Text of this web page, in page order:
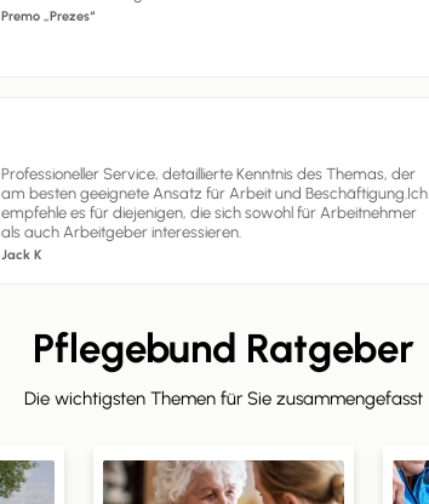
Premo „Prezes“
Professioneller Service, detaillierte Kenntnis des Themas, der
am besten geeignete Ansatz für Arbeit und Beschäftigung.Ich
empfehle es für diejenigen, die sich sowohl für Arbeitnehmer
als auch Arbeitgeber interessieren.
Jack K
Pflegebund Ratgeber
Die wichtigsten Themen für Sie zusammengefasst